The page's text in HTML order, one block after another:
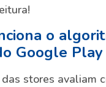
o
Google Play
stores avaliam